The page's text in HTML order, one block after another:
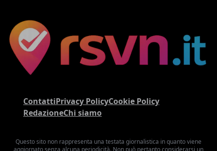
ContattiPrivacy PolicyCookie Policy
RedazioneChi siamo
Questo sito non rappresenta una testata giornalistica in quanto viene